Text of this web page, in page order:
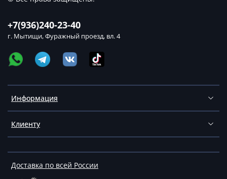
Информация
Клиенту
Доставка по всей России
+7(936)240-23-40
г. Мытищи, Фуражный проезд, вл. 4